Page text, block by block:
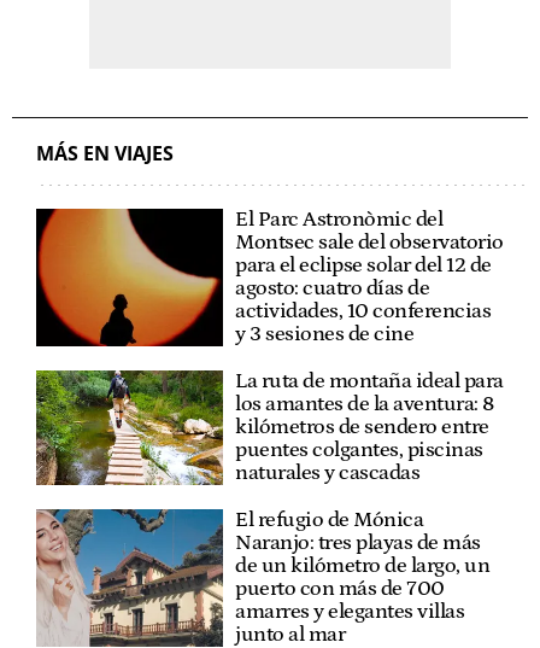
MÁS EN VIAJES
El Parc Astronòmic del
Montsec sale del observatorio
para el eclipse solar del 12 de
agosto: cuatro días de
actividades, 10 conferencias
y 3 sesiones de cine
La ruta de montaña ideal para
los amantes de la aventura: 8
kilómetros de sendero entre
puentes colgantes, piscinas
naturales y cascadas
El refugio de Mónica
Naranjo: tres playas de más
de un kilómetro de largo, un
puerto con más de 700
amarres y elegantes villas
junto al mar